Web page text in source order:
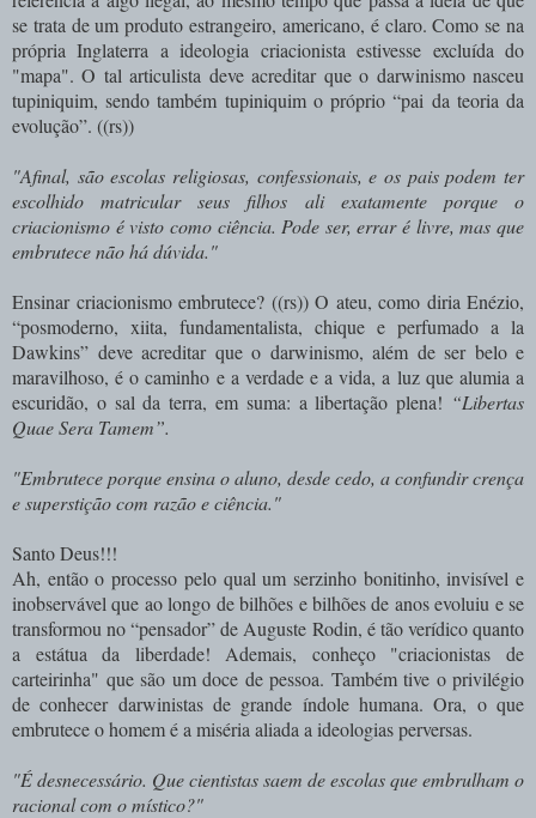
se trata de um produto estrangeiro, americano, é claro. Como se na
própria Inglaterra a ideologia criacionista estivesse excluída do
"mapa". O tal articulista deve acreditar que o darwinismo nasceu
tupiniquim, sendo também tupiniquim o próprio “pai da teoria da
evolução”. ((rs))
"Afinal, são escolas religiosas, confessionais, e os pais podem ter
escolhido matricular seus filhos ali exatamente porque o
criacionismo é visto como ciência. Pode ser, errar é livre, mas que
embrutece não há dúvida."
Ensinar criacionismo embrutece? ((rs)) O ateu, como diria Enézio,
“posmoderno, xiita, fundamentalista, chique e perfumado a la
Dawkins” deve acreditar que o darwinismo, além de ser belo e
maravilhoso, é o caminho e a verdade e a vida, a luz que alumia a
escuridão, o sal da terra, em suma: a libertação plena! “Libertas
Quae Sera Tamem”.
"Embrutece porque ensina o aluno, desde cedo, a confundir crença
e superstição com razão e ciência."
Santo Deus!!!
Ah, então o processo pelo qual um serzinho bonitinho, invisível e
inobservável que ao longo de bilhões e bilhões de anos evoluiu e se
transformou no “pensador” de Auguste Rodin, é tão verídico quanto
a estátua da liberdade! Ademais, conheço "criacionistas de
carteirinha" que são um doce de pessoa. Também tive o privilégio
de conhecer darwinistas de grande índole humana. Ora, o que
embrutece o homem é a miséria aliada a ideologias perversas.
"É desnecessário. Que cientistas saem de escolas que embrulham o
racional com o místico?"